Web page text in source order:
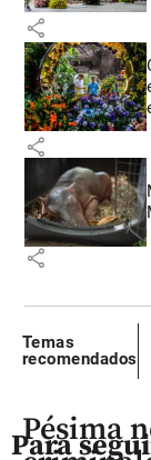
share
share
share
Temas
recomendados
Para
Pésima